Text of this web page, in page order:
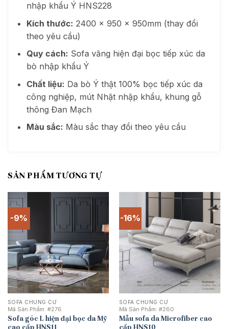
nhập khẩu Ý HNS228
Kích thước: 2400 x 950 x 950mm (thay đổi
theo yêu cầu)
Quy cách: Sofa văng hiện đại bọc tiếp xúc da
bò nhập khẩu Ý
Chất liệu: Da bò Ý thật 100% bọc tiếp xúc da
công nghiệp, mút Nhật nhập khẩu, khung gỗ
thông Đan Mạch
Màu sắc: Màu sắc thay đổi theo yêu cầu
SẢN PHẨM TƯƠNG TỰ
-9%
SOFA CHUNG CƯ
Mã Sản Phẩm: #276
Sofa góc L hiện đại bọc da Mỹ
cao cấp HNS11
-16%
SOFA CHUNG CƯ
Mã Sản Phẩm: #260
Mẫu sofa da Microfiber cao
cấp HNS10